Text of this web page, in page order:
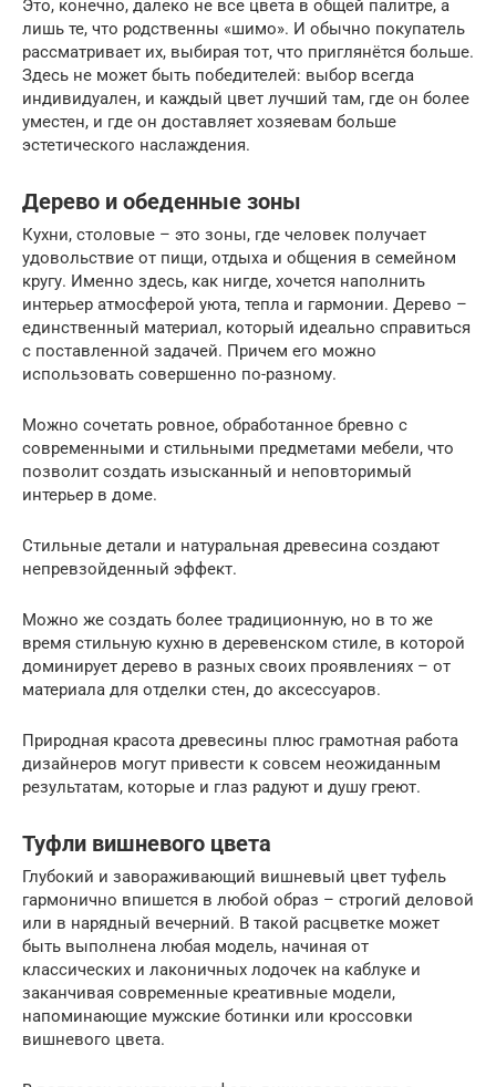
Это, конечно, далеко не все цвета в общей палитре, а
лишь те, что родственны «шимо». И обычно покупатель
рассматривает их, выбирая тот, что приглянётся больше.
Здесь не может быть победителей: выбор всегда
индивидуален, и каждый цвет лучший там, где он более
уместен, и где он доставляет хозяевам больше
эстетического наслаждения.
Дерево и обеденные зоны
Кухни, столовые – это зоны, где человек получает
удовольствие от пищи, отдыха и общения в семейном
кругу. Именно здесь, как нигде, хочется наполнить
интерьер атмосферой уюта, тепла и гармонии. Дерево –
единственный материал, который идеально справиться
с поставленной задачей. Причем его можно
использовать совершенно по-разному.
Можно сочетать ровное, обработанное бревно с
современными и стильными предметами мебели, что
позволит создать изысканный и неповторимый
интерьер в доме.
Стильные детали и натуральная древесина создают
непревзойденный эффект.
Можно же создать более традиционную, но в то же
время стильную кухню в деревенском стиле, в которой
доминирует дерево в разных своих проявлениях – от
материала для отделки стен, до аксессуаров.
Природная красота древесины плюс грамотная работа
дизайнеров могут привести к совсем неожиданным
результатам, которые и глаз радуют и душу греют.
Туфли вишневого цвета
Глубокий и завораживающий вишневый цвет туфель
гармонично впишется в любой образ – строгий деловой
или в нарядный вечерний. В такой расцветке может
быть выполнена любая модель, начиная от
классических и лаконичных лодочек на каблуке и
заканчивая современные креативные модели,
напоминающие мужские ботинки или кроссовки
вишневого цвета.